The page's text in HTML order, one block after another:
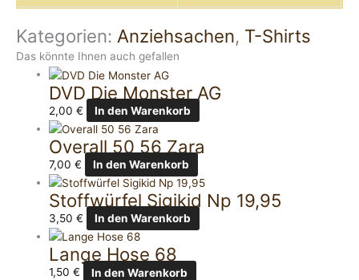
Kategorien: Anziehsachen, T-Shirts
Das könnte Ihnen auch gefallen
DVD Die Monster AG
2,00€ In den Warenkorb
Overall 50 56 Zara
7,00€ In den Warenkorb
Stoffwürfel Sigikid Np 19,95
3,50€ In den Warenkorb
Lange Hose 68
1,50€ In den Warenkorb